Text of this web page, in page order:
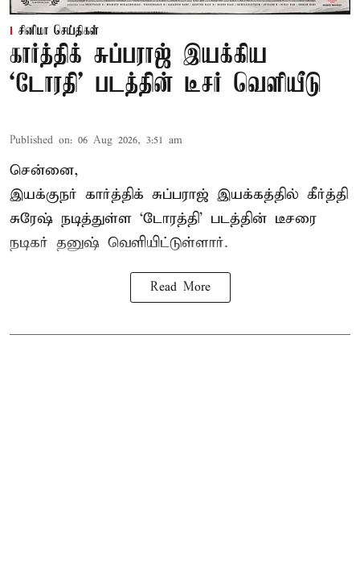
சினிமா செய்திகள்
கார்த்திக் சுப்பராஜ் இயக்கிய
`டோரதி' படத்தின் டீசர் வெளியீடு
Published on: 06 Aug 2026, 3:51 am
சென்னை,
இயக்குநர் கார்த்திக் சுப்பராஜ் இயக்கத்தில் கீர்த்தி
சுரேஷ் நடித்துள்ள `டோரத்தி' படத்தின் டீசரை
நடிகர் தனுஷ் வெளியிட்டுள்ளார்.
Read More